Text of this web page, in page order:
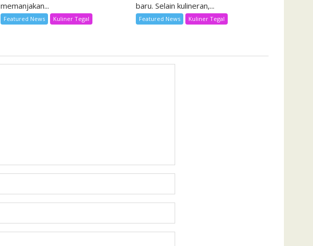
memanjakan...
Featured News Kuliner Tegal
baru. Selain kulineran,...
Featured News Kuliner Tegal